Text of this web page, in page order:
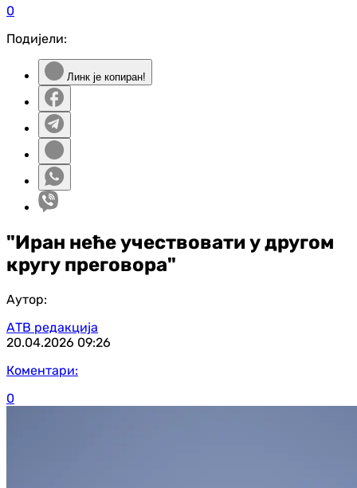
0
Подијели:
Линк је копиран!
"Иран неће учествовати у другом
кругу преговора"
Аутор:
АТВ редакција
20.04.2026 09:26
Коментари:
0